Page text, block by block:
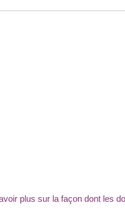
plus sur la façon dont les